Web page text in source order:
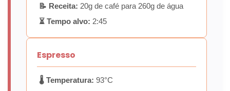
📝 Receita: 20g de café para 260g de água
⏳ Tempo alvo: 2:45
Espresso
🌡️ Temperatura: 93°C